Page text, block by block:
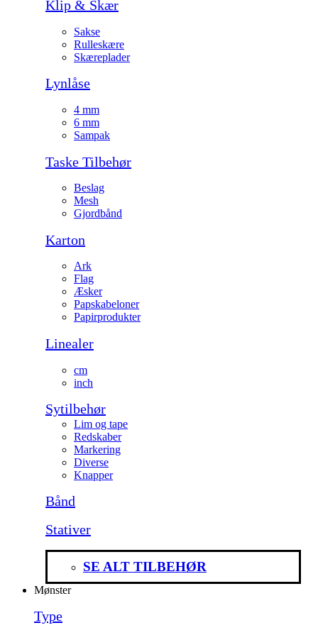
Klip & Skær
Sakse
Rulleskære
Skæreplader
Lynlåse
4 mm
6 mm
Sampak
Taske Tilbehør
Beslag
Mesh
Gjordbånd
Karton
Ark
Flag
Æsker
Papskabeloner
Papirprodukter
Linealer
cm
inch
Sytilbehør
Lim og tape
Redskaber
Markering
Diverse
Knapper
Bånd
Stativer
SE ALT TILBEHØR
Mønster
Type